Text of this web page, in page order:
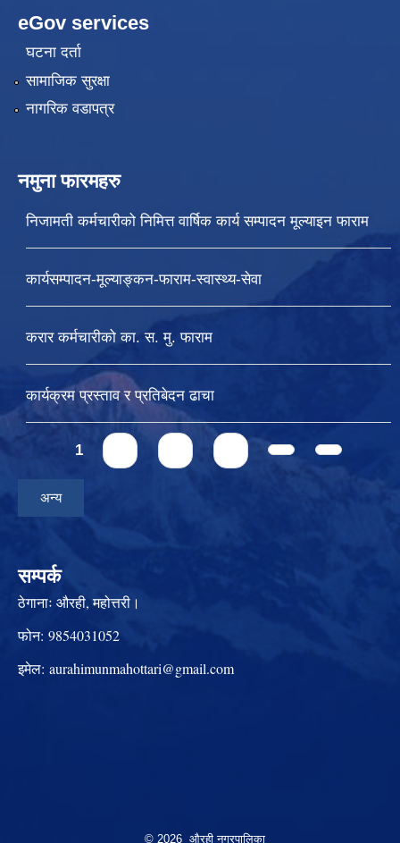
eGov services
घटना दर्ता
सामाजिक सुरक्षा
नागरिक वडापत्र
नमुना फारमहरु
निजामती कर्मचारीको निमित्त वार्षिक कार्य सम्पादन मूल्याइन फाराम
कार्यसम्पादन-मूल्याङ्कन-फाराम-स्वास्थ्य-सेवा
करार कर्मचारीको का. स. मु. फाराम
कार्यक्रम प्रस्ताव र प्रतिबेदन ढाचा
Pages
1
अन्य
सम्पर्क
ठेगानाः औरही, महोत्तरी।
फोन: 9854031052
इमेल: aurahimunmahottari@gmail.com
© 2026 औरही नगरपालिका